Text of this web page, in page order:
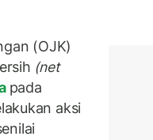
(OJK)
(net
pada
aksi